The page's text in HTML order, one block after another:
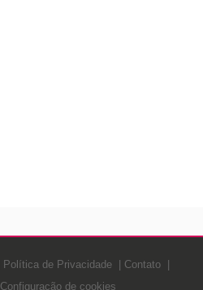
Política de Privacidade
Contato
Configuração de cookies